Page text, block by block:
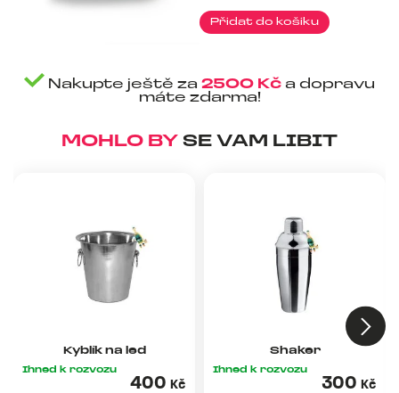
28kg
množství
Přidat do košiku
Nakupte ještě za2500 Kč a dopravu
máte zdarma!
MOHLO BY SE VÁM LÍBIT
Kyblík na led
Ihned k rozvozu
400 Kč
Shaker
Ihned k rozvozu
300 Kč